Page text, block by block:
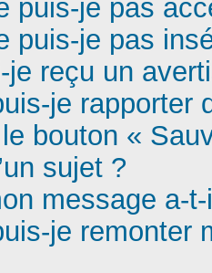
puis-je pas
puis-je pas
je reçu un
je rapporter
bouton «
sujet ?
message a-
je remonter